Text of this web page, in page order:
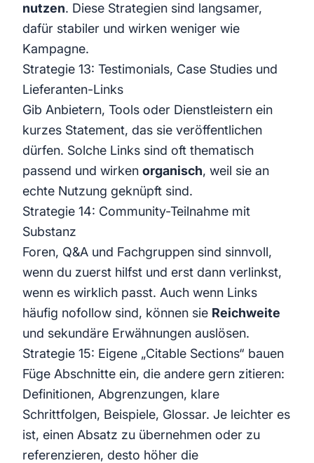
nutzen. Diese Strategien sind langsamer,
dafür stabiler und wirken weniger wie
Kampagne.
Strategie 13: Testimonials, Case Studies und
Lieferanten-Links
Gib Anbietern, Tools oder Dienstleistern ein
kurzes Statement, das sie veröffentlichen
dürfen. Solche Links sind oft thematisch
passend und wirken organisch, weil sie an
echte Nutzung geknüpft sind.
Strategie 14: Community-Teilnahme mit
Substanz
Foren, Q&A und Fachgruppen sind sinnvoll,
wenn du zuerst hilfst und erst dann verlinkst,
wenn es wirklich passt. Auch wenn Links
häufig nofollow sind, können sie Reichweite
und sekundäre Erwähnungen auslösen.
Strategie 15: Eigene „Citable Sections“ bauen
Füge Abschnitte ein, die andere gern zitieren:
Definitionen, Abgrenzungen, klare
Schrittfolgen, Beispiele, Glossar. Je leichter es
ist, einen Absatz zu übernehmen oder zu
referenzieren, desto höher die